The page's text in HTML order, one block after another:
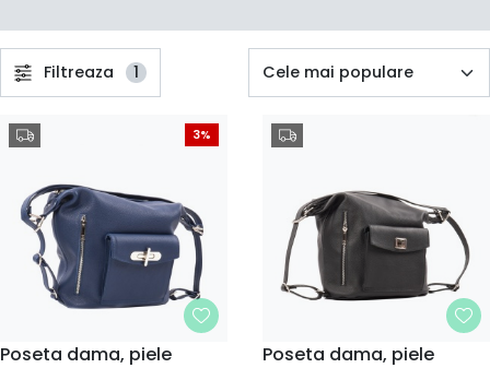
Filtreaza 1
3%
Poseta dama, piele
Poseta dama, piele